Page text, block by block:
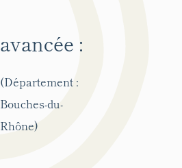
avancée :
(Département :
Bouches-du-
Rhône)